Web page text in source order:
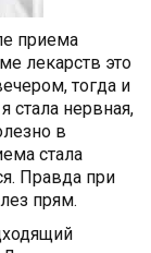
приема
лекарств это
тогда и
стала нервная,
в
стала
Правда при
прям.